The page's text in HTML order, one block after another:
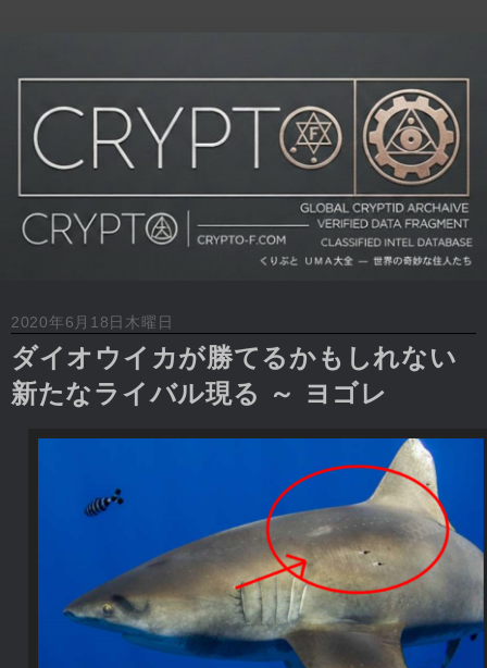
2020年6月18日木曜日
ダイオウイカが勝てるかもしれない
新たなライバル現る ～ ヨゴレ